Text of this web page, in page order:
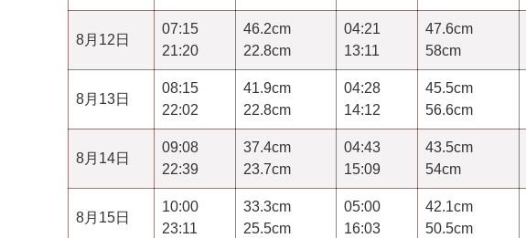
8月12日
07:15
21:20
46.2cm
22.8cm
04:21
13:11
47.6cm
58cm
8月13日
08:15
22:02
41.9cm
22.8cm
04:28
14:12
45.5cm
56.6cm
8月14日
09:08
22:39
37.4cm
23.7cm
04:43
15:09
43.5cm
54cm
8月15日
10:00
23:11
33.3cm
25.5cm
05:00
16:03
42.1cm
50.5cm